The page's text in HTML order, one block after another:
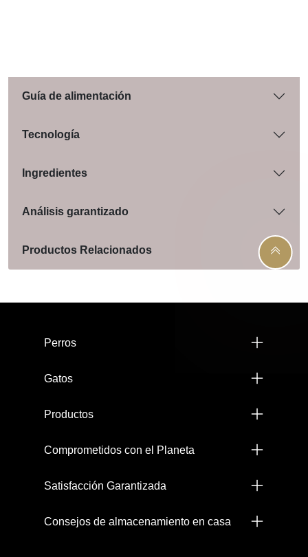
Guía de alimentación
Tecnología
Ingredientes
Análisis garantizado
Productos Relacionados
Perros
Gatos
Productos
Comprometidos con el Planeta
Satisfacción Garantizada
Consejos de almacenamiento en casa